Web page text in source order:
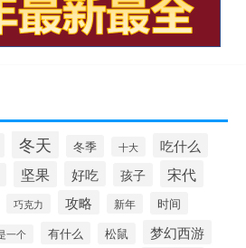
冬天 冬季 十大 吃什么
坚果 好吃 孩子 宋代
巧克力 攻略 新年 时间
一个 有什么 松鼠 梦幻西游